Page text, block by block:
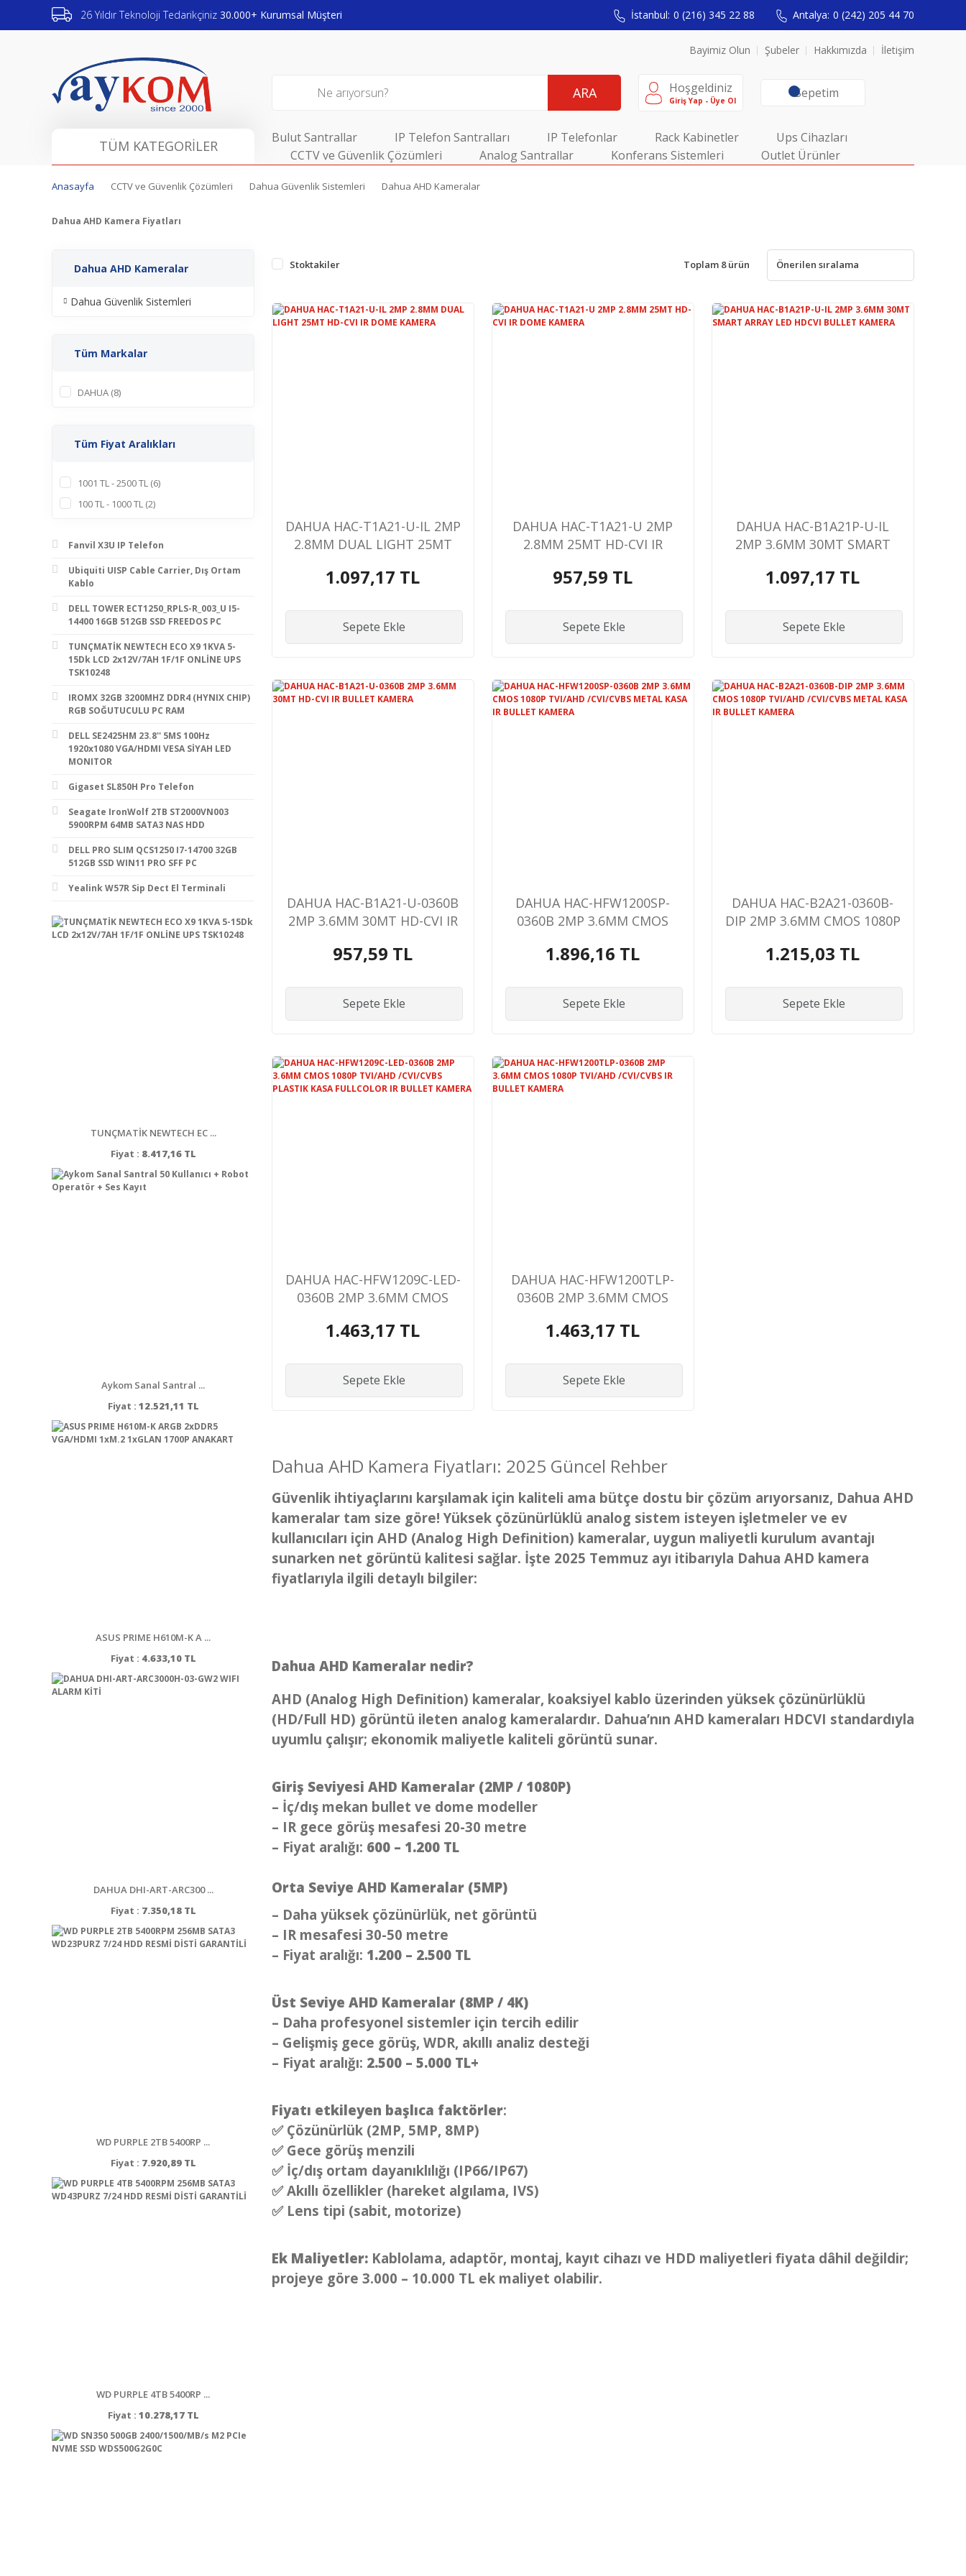
26 Yıldır Teknoloji Tedarikçiniz 30.000+ Kurumsal Müşteri İstanbul: 0 (216) 345 22 88 Antalya: 0 (242) 205 44 70
Bayimiz Olun Şubeler Hakkımızda İletişim
ARA Hoşgeldiniz
Giriş Yap - Üye Ol Sepetim
TÜM KATEGORİLER Bulut Santrallar IP Telefon Santralları IP Telefonlar Rack Kabinetler
Ups Cihazları
CCTV ve Güvenlik Çözümleri
Analog Santrallar Konferans Sistemleri Outlet Ürünler
Anasayfa CCTV ve Güvenlik Çözümleri Dahua Güvenlik Sistemleri Dahua AHD Kameralar
Dahua AHD Kamera Fiyatları
Dahua AHD Kameralar
Dahua Güvenlik Sistemleri
Tüm Markalar
DAHUA (8)
Tüm Fiyat Aralıkları
1001 TL - 2500 TL (6)
100 TL - 1000 TL (2)
Fanvil X3U IP Telefon
Ubiquiti UISP Cable Carrier, Dış Ortam
Kablo
DELL TOWER ECT1250_RPLS-R_003_U I5-
14400 16GB 512GB SSD FREEDOS PC
TUNÇMATİK NEWTECH ECO X9 1KVA 5-
15Dk LCD 2x12V/7AH 1F/1F ONLİNE UPS
TSK10248
IROMX 32GB 3200MHZ DDR4 (HYNIX CHIP)
RGB SOĞUTUCULU PC RAM
DELL SE2425HM 23.8'' 5MS 100Hz
1920x1080 VGA/HDMI VESA SİYAH LED
MONITOR
Gigaset SL850H Pro Telefon
Seagate IronWolf 2TB ST2000VN003
5900RPM 64MB SATA3 NAS HDD
DELL PRO SLIM QCS1250 I7-14700 32GB
512GB SSD WIN11 PRO SFF PC
Yealink W57R Sip Dect El Terminali
TUNÇMATİK NEWTECH EC ...
Fiyat : 8.417,16 TL
Aykom Sanal Santral ...
Fiyat : 12.521,11 TL
ASUS PRIME H610M-K A ...
Fiyat : 4.633,10 TL
DAHUA DHI-ART-ARC300 ...
Fiyat : 7.350,18 TL
WD PURPLE 2TB 5400RP ...
Fiyat : 7.920,89 TL
WD PURPLE 4TB 5400RP ...
Fiyat : 10.278,17 TL
Stoktakiler Toplam 8 ürün
DAHUA HAC-T1A21-U-IL 2MP
2.8MM DUAL LIGHT 25MT
1.097,17 TL
Sepete Ekle
DAHUA HAC-T1A21-U 2MP
2.8MM 25MT HD-CVI IR
957,59 TL
Sepete Ekle
DAHUA HAC-B1A21P-U-IL
2MP 3.6MM 30MT SMART
KAMERA
1.097,17 TL
Sepete Ekle
DAHUA HAC-B1A21-U-0360B
2MP 3.6MM 30MT HD-CVI IR
957,59 TL
Sepete Ekle
DAHUA HAC-HFW1200SP-
0360B 2MP 3.6MM CMOS
METAL KASA IR BULLET
1.896,16 TL
Sepete Ekle
DAHUA HAC-B2A21-0360B-
DIP 2MP 3.6MM CMOS 1080P
KASA IR BULLET KAMERA
1.215,03 TL
Sepete Ekle
DAHUA HAC-HFW1209C-LED-
0360B 2MP 3.6MM CMOS
PLASTIK KASA FULLCOLOR
1.463,17 TL
Sepete Ekle
DAHUA HAC-HFW1200TLP-
0360B 2MP 3.6MM CMOS
BULLET KAMERA
1.463,17 TL
Sepete Ekle
Dahua AHD Kamera Fiyatları: 2025 Güncel Rehber
Güvenlik ihtiyaçlarını karşılamak için kaliteli ama bütçe dostu bir çözüm arıyorsanız, Dahua AHD
kameralar tam size göre! Yüksek çözünürlüklü analog sistem isteyen işletmeler ve ev
kullanıcıları için AHD (Analog High Definition) kameralar, uygun maliyetli kurulum avantajı
sunarken net görüntü kalitesi sağlar. İşte 2025 Temmuz ayı itibarıyla Dahua AHD kamera
fiyatlarıyla ilgili detaylı bilgiler:
Dahua AHD Kameralar nedir?
AHD (Analog High Definition) kameralar, koaksiyel kablo üzerinden yüksek çözünürlüklü
(HD/Full HD) görüntü ileten analog kameralardır. Dahua’nın AHD kameraları HDCVI standardıyla
uyumlu çalışır; ekonomik maliyetle kaliteli görüntü sunar.
Giriş Seviyesi AHD Kameralar (2MP / 1080P)
– İç/dış mekan bullet ve dome modeller
– IR gece görüş mesafesi 20-30 metre
– Fiyat aralığı: 600 – 1.200 TL
Orta Seviye AHD Kameralar (5MP)
– Daha yüksek çözünürlük, net görüntü
– IR mesafesi 30-50 metre
– Fiyat aralığı: 1.200 – 2.500 TL
Üst Seviye AHD Kameralar (8MP / 4K)
– Daha profesyonel sistemler için tercih edilir
– Gelişmiş gece görüş, WDR, akıllı analiz desteği
– Fiyat aralığı: 2.500 – 5.000 TL+
Fiyatı etkileyen başlıca faktörler:
✅ Çözünürlük (2MP, 5MP, 8MP)
✅ Gece görüş menzili
✅ İç/dış ortam dayanıklılığı (IP66/IP67)
✅ Akıllı özellikler (hareket algılama, IVS)
✅ Lens tipi (sabit, motorize)
Ek Maliyetler: Kablolama, adaptör, montaj, kayıt cihazı ve HDD maliyetleri fiyata dâhil değildir;
projeye göre 3.000 – 10.000 TL ek maliyet olabilir.